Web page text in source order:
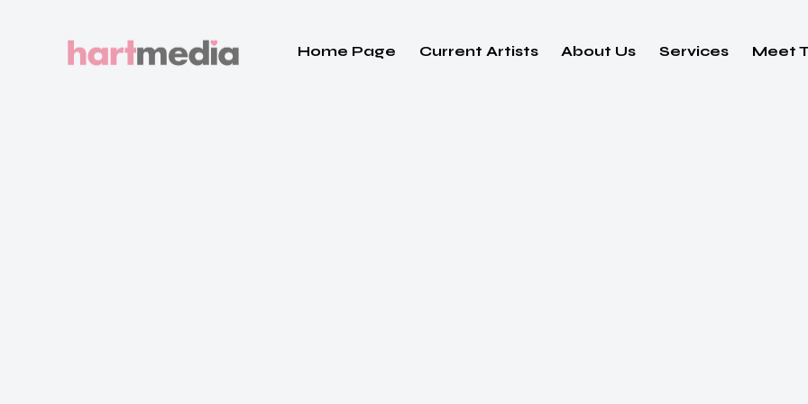
Home Page Current Artists About Us Services Meet